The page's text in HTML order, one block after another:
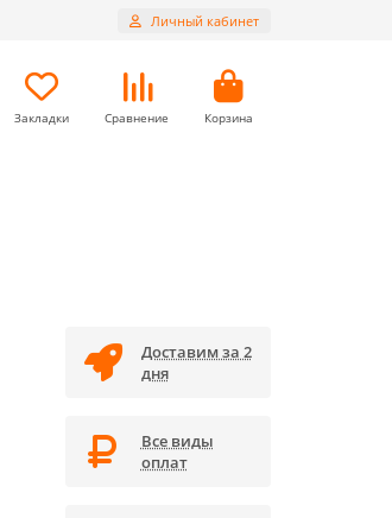
Личный кабинет
Закладки Сравнение Корзина
Доставим за 2
дня
Все виды
оплат